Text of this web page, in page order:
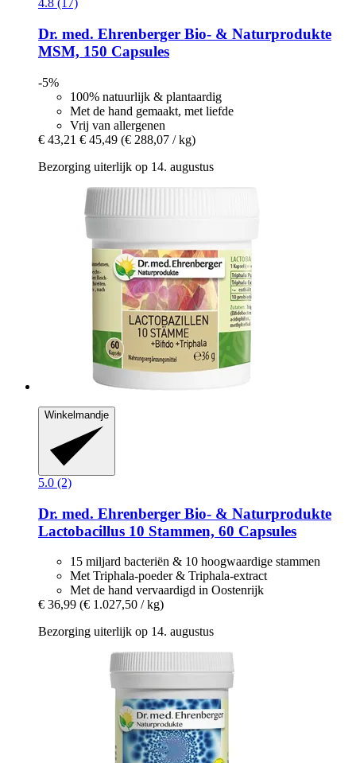
4.8 (17)
Dr. med. Ehrenberger Bio- & Naturprodukte
MSM, 150 Capsules
-5%
100% natuurlijk & plantaardig
Met de hand gemaakt, met liefde
Vrij van allergenen
€ 43,21 € 45,49 (€ 288,07 / kg)
Bezorging uiterlijk op 14. augustus
Winkelmandje
5.0 (2)
Dr. med. Ehrenberger Bio- & Naturprodukte
Lactobacillus 10 Stammen, 60 Capsules
15 miljard bacteriën & 10 hoogwaardige stammen
Met Triphala-poeder & Triphala-extract
Met de hand vervaardigd in Oostenrijk
€ 36,99 (€ 1.027,50 / kg)
Bezorging uiterlijk op 14. augustus